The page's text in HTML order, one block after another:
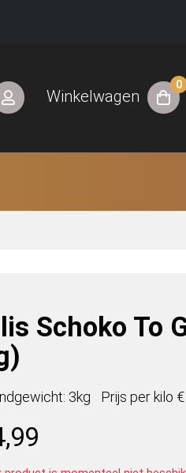
Winkelwagen
0
Schoko To
3kg Prijs per kilo